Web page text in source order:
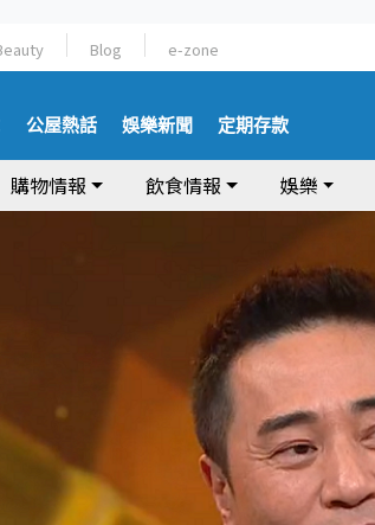
Blog e-zone
公屋熱話 娛樂新聞 定期存款
購物情報 飲食情報 娛樂